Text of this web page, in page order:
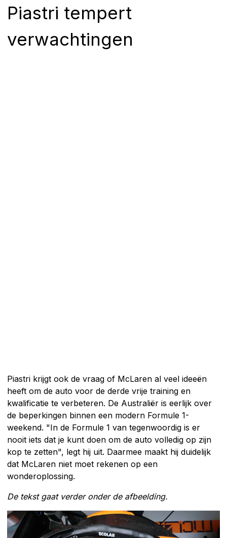
Piastri tempert
verwachtingen
Piastri krijgt ook de vraag of McLaren al veel ideeën
heeft om de auto voor de derde vrije training en
kwalificatie te verbeteren. De Australiër is eerlijk over
de beperkingen binnen een modern Formule 1-
weekend. "In de Formule 1 van tegenwoordig is er
nooit iets dat je kunt doen om de auto volledig op zijn
kop te zetten", legt hij uit. Daarmee maakt hij duidelijk
dat McLaren niet moet rekenen op een
wonderoplossing.
De tekst gaat verder onder de afbeelding.